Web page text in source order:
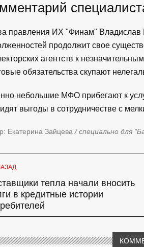
правления ИХ "Финам" Владислав
продолжит свое
агентств к
обязательства скупают
небольшие МФО прибегают к
выгоды в сотрудничестве с
Екатерина Зайцева/ специально для
тепла начали вносить
в кредитные истории